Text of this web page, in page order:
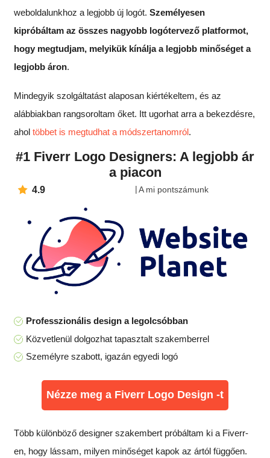
weboldalunkhoz a legjobb új logót. Személyesen
kipróbáltam az összes nagyobb logótervező platformot,
hogy megtudjam, melyikük kínálja a legjobb minőséget a
legjobb áron.
Mindegyik szolgáltatást alaposan kiértékeltem, és az
alábbiakban rangsoroltam őket. Itt ugorhat arra a bekezdésre,
ahol többet is megtudhat a módszertanomról.
#1 Fiverr Logo Designers: A legjobb ár
a piacon
4.9 A mi pontszámunk
Professzionális design a legolcsóbban
Közvetlenül dolgozhat tapasztalt szakemberrel
Személyre szabott, igazán egyedi logó
Nézze meg a Fiverr Logo Design -t
Több különböző designer szakembert próbáltam ki a Fiverr-
en, hogy lássam, milyen minőséget kapok az ártól függően.